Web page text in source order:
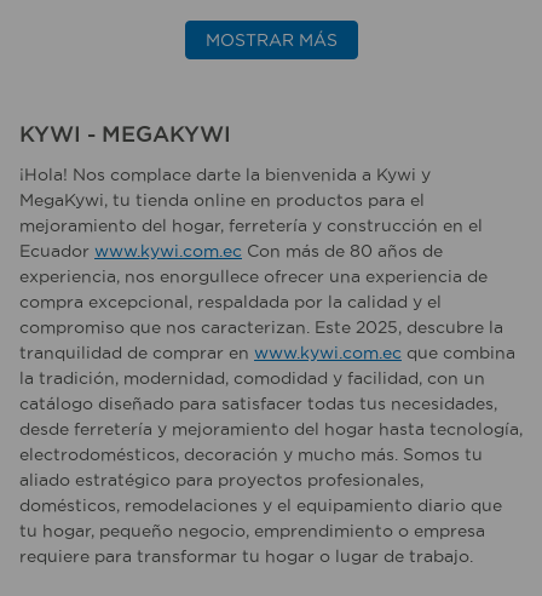
MOSTRAR MÁS
KYWI - MEGAKYWI
¡Hola! Nos complace darte la bienvenida a Kywi y
MegaKywi, tu tienda online en productos para el
mejoramiento del hogar, ferretería y construcción en el
Ecuador www.kywi.com.ec Con más de 80 años de
experiencia, nos enorgullece ofrecer una experiencia de
compra excepcional, respaldada por la calidad y el
compromiso que nos caracterizan. Este 2025, descubre la
tranquilidad de comprar en www.kywi.com.ec que combina
la tradición, modernidad, comodidad y facilidad, con un
catálogo diseñado para satisfacer todas tus necesidades,
desde ferretería y mejoramiento del hogar hasta tecnología,
electrodomésticos, decoración y mucho más. Somos tu
aliado estratégico para proyectos profesionales,
domésticos, remodelaciones y el equipamiento diario que
tu hogar, pequeño negocio, emprendimiento o empresa
requiere para transformar tu hogar o lugar de trabajo.